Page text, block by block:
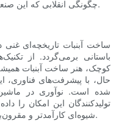
چگونگی انقلابی که این صنعت ایجاد کرده‌اند را بررسی خواهیم کرد.
ساخت آبنبات تاریخچه‌ای
باستانی برمی‌گردد. از
کوچک، هنر ساخت آبنبات
حال، با پیشرفت‌های
شده است. نوآوری در
تولیدکنندگان این امکان را
شیوه‌ای کارآمدتر و مقرون‌به‌صرفه‌تر، بدون افت کیفیت، تولید کنند.